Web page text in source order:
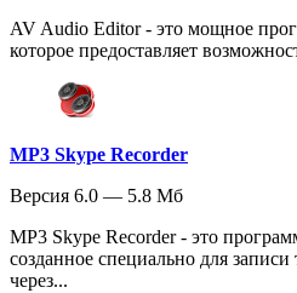
AV Audio Editor - это мощное
которое предоставляет
MP3 Skype Recorder
Версия 6.0 — 5.8 Мб
MP3 Skype Recorder - это
созданное специально для
через...